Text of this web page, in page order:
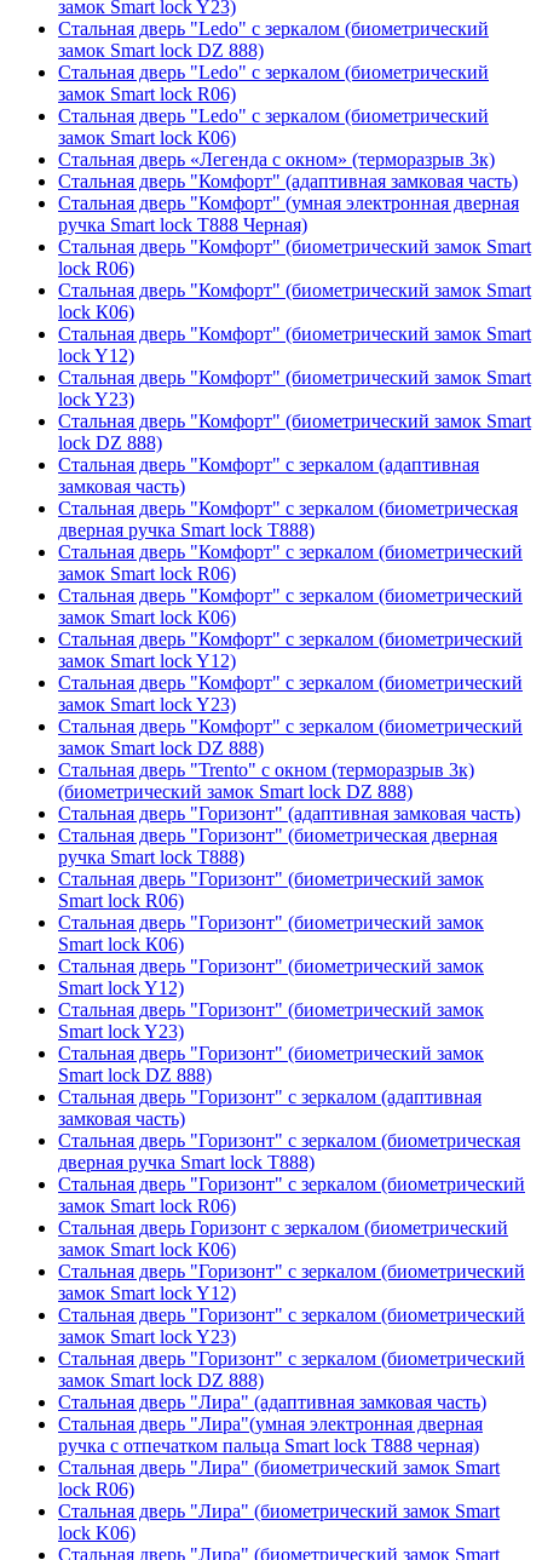
замок Smart lock Y23)
Стальная дверь "Ledo" с зеркалом (биометрический
замок Smart lock DZ 888)
Стальная дверь "Ledo" с зеркалом (биометрический
замок Smart lock R06)
Стальная дверь "Ledo" с зеркалом (биометрический
замок Smart lock К06)
Стальная дверь «Легенда с окном» (терморазрыв 3к)
Стальная дверь "Комфорт" (адаптивная замковая часть)
Стальная дверь "Комфорт" (умная электронная дверная
ручка Smart lock T888 Черная)
Стальная дверь "Комфорт" (биометрический замок Smart
lock R06)
Стальная дверь "Комфорт" (биометрический замок Smart
lock К06)
Стальная дверь "Комфорт" (биометрический замок Smart
lock Y12)
Стальная дверь "Комфорт" (биометрический замок Smart
lock Y23)
Стальная дверь "Комфорт" (биометрический замок Smart
lock DZ 888)
Стальная дверь "Комфорт" с зеркалом (адаптивная
замковая часть)
Стальная дверь "Комфорт" с зеркалом (биометрическая
дверная ручка Smart lock T888)
Стальная дверь "Комфорт" с зеркалом (биометрический
замок Smart lock R06)
Стальная дверь "Комфорт" с зеркалом (биометрический
замок Smart lock К06)
Стальная дверь "Комфорт" с зеркалом (биометрический
замок Smart lock Y12)
Стальная дверь "Комфорт" с зеркалом (биометрический
замок Smart lock Y23)
Стальная дверь "Комфорт" с зеркалом (биометрический
замок Smart lock DZ 888)
Стальная дверь "Trento" с окном (терморазрыв 3к)
(биометрический замок Smart lock DZ 888)
Стальная дверь "Горизонт" (адаптивная замковая часть)
Стальная дверь "Горизонт" (биометрическая дверная
ручка Smart lock T888)
Стальная дверь "Горизонт" (биометрический замок
Smart lock R06)
Стальная дверь "Горизонт" (биометрический замок
Smart lock К06)
Стальная дверь "Горизонт" (биометрический замок
Smart lock Y12)
Стальная дверь "Горизонт" (биометрический замок
Smart lock Y23)
Стальная дверь "Горизонт" (биометрический замок
Smart lock DZ 888)
Стальная дверь "Горизонт" с зеркалом (адаптивная
замковая часть)
Стальная дверь "Горизонт" с зеркалом (биометрическая
дверная ручка Smart lock T888)
Стальная дверь "Горизонт" с зеркалом (биометрический
замок Smart lock R06)
Стальная дверь Горизонт с зеркалом (биометрический
замок Smart lock К06)
Стальная дверь "Горизонт" с зеркалом (биометрический
замок Smart lock Y12)
Стальная дверь "Горизонт" с зеркалом (биометрический
замок Smart lock Y23)
Стальная дверь "Горизонт" с зеркалом (биометрический
замок Smart lock DZ 888)
Стальная дверь "Лира" (адаптивная замковая часть)
Стальная дверь "Лира"(умная электронная дверная
ручка с отпечатком пальца Smart lock T888 черная)
Стальная дверь "Лира" (биометрический замок Smart
lock R06)
Стальная дверь "Лира" (биометрический замок Smart
lock K06)
Стальная дверь "Лира" (биометрический замок Smart